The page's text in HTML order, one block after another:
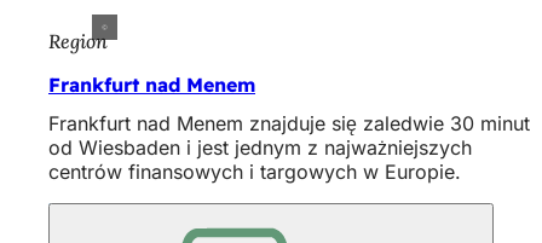
Region
Frankfurt nad Menem
Frankfurt nad Menem znajduje się zaledwie 30 minut
od Wiesbaden i jest jednym z najważniejszych
centrów finansowych i targowych w Europie.